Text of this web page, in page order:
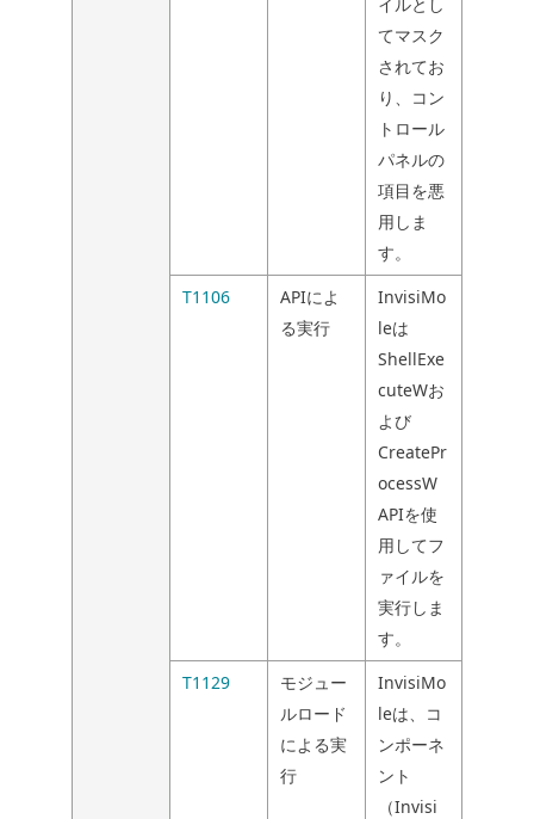
てマスク
されてお
り、コン
トロール
パネルの
項目を悪
用しま
す。
T1106
APIによ
る実行
InvisiMo
leは
ShellExe
cuteWお
よび
CreatePr
ocessW
APIを使
用してフ
ァイルを
実行しま
す。
T1129
モジュー
ルロード
による実
行
InvisiMo
leは、コ
ンポーネ
ント
（Invisi